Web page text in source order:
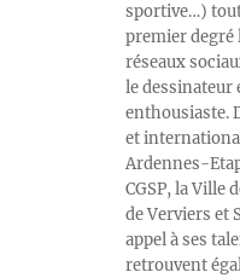
sportive…)
premier degré
réseaux
le dessinateur
enthousiaste.
et
Ardennes-
CGSP, la Ville
de Verviers et
appel à ses
retrouvent